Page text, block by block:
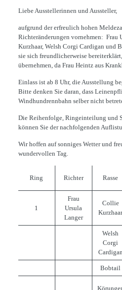
Liebe Ausstellerinnen und Aussteller,
aufgrund der erfreulich hohen
Richteränderungen vornehmen: Frau
Kurzhaar, Welsh Corgi Cardigan und
sie sich freundlicherweise
übernehmen, da Frau Heintz aus
Einlass ist ab 8 Uhr, die Ausstellung
Bitte denken Sie daran, dass
Windhundrennbahn selber nicht
Die Reihenfolge, Ringeinteilung und
können Sie der nachfolgenden
Wir hoffen auf sonniges Wetter und
wundervollen Tag.
Ring Richter Rasse
1
Frau
Ursula
Langer
Collie
Welsh
Corgi
Cardigan
Bobtail